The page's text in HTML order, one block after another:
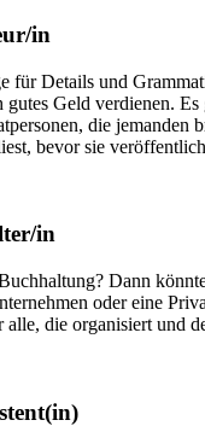
in
für Details und
gutes Geld verdienen.
die jemanden
bevor sie
in
Dann
oder eine
die organisiert und